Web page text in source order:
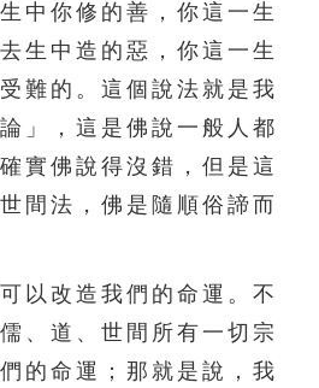
中你修的善，你這一生
生中造的惡，你這一生
難的。這個說法就是我
」，這是佛說一般人都
實佛說得沒錯，但是這
間法，佛是隨順俗諦而
改造我們的命運。不
、道、世間所有一切宗
的命運；那就是說，我